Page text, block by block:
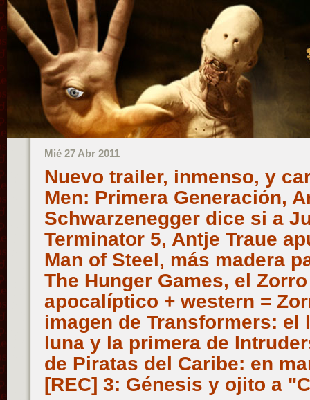
Mié 27 Abr 2011
Nuevo trailer, inmenso, y
Men: Primera Generación,
Schwarzenegger dice si a
Terminator 5, Antje Traue
Man of Steel, más madera
The Hunger Games, el
apocalíptico + western =
imagen de Transformers: el
luna y la primera de
de Piratas del Caribe: en
[REC] 3: Génesis y ojito a